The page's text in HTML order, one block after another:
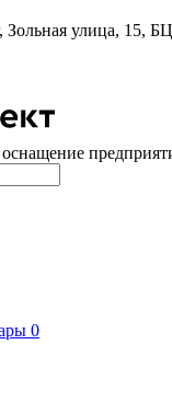
Зольная улица, 15,
0